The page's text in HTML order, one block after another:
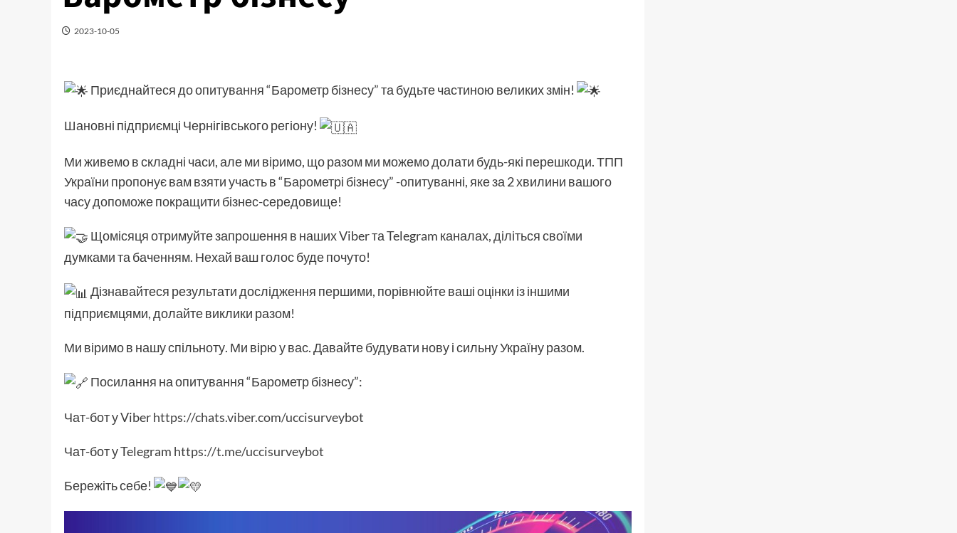
2023-10-05
Приєднайтеся до опитування “Барометр бізнесу” та будьте частиною великих змін!
Шановні підприємці Чернігівського регіону!
Ми живемо в складні часи, але ми віримо, що разом ми можемо долати будь-які перешкоди. ТПП
України пропонує вам взяти участь в “Барометрі бізнесу” -опитуванні, яке за 2 хвилини вашого
часу допоможе покращити бізнес-середовище!
Щомісяця отримуйте запрошення в наших Viber та Telegram каналах, діліться своїми
думками та баченням. Нехай ваш голос буде почуто!
Дізнавайтеся результати дослідження першими, порівнюйте ваші оцінки із іншими
підприємцями, долайте виклики разом!
Ми віримо в нашу спільноту. Ми вірю у вас. Давайте будувати нову і сильну Україну разом.
Посилання на опитування “Барометр бізнесу”:
Чат-бот у Viberhttps://chats.viber.com/uccisurveybot
Чат-бот у Telegram https://t.me/uccisurveybot
Бережіть себе!